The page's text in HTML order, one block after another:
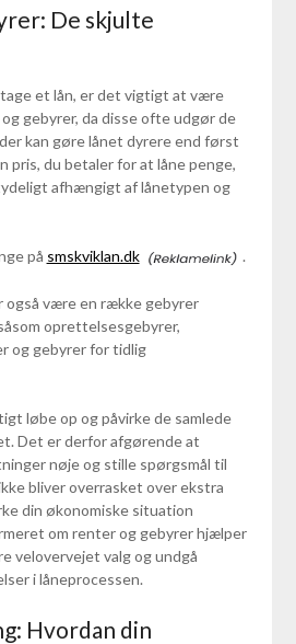
De skjulte
et lån, er det vigtigt at være
gebyrer, da disse ofte udgør de
kan gøre lånet dyrere end først
pris, du betaler for at låne penge,
afhængigt af lånetypen og
på smskviklan.dk .
også være en række gebyrer
oprettelsesgebyrer,
og gebyrer for tidlig
løbe op og påvirke de samlede
Det er derfor afgørende at
nøje og stille spørgsmål til
bliver overrasket over ekstra
din økonomiske situation
om renter og gebyrer hjælper
velovervejet valg og undgå
i låneprocessen.
Hvordan din